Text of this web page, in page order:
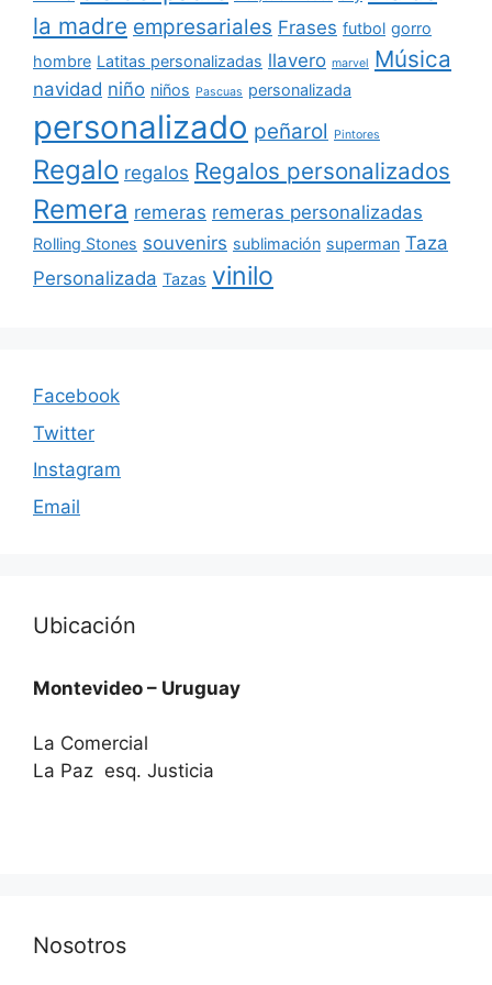
la madre empresariales Frases futbol gorro
hombre Latitas personalizadas llavero marvel Música
navidad niño niños Pascuas personalizada
personalizado peñarol Pintores
Regalo regalos Regalos personalizados
Remera remeras remeras personalizadas
Rolling Stones souvenirs sublimación superman Taza
Personalizada Tazas vinilo
Facebook
Twitter
Instagram
Email
Ubicación
Montevideo – Uruguay
La Comercial
La Paz esq. Justicia
Nosotros